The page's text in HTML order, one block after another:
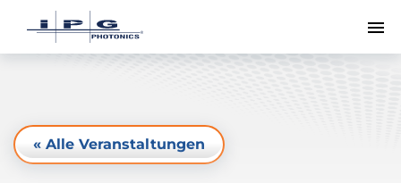
« Alle Veranstaltungen